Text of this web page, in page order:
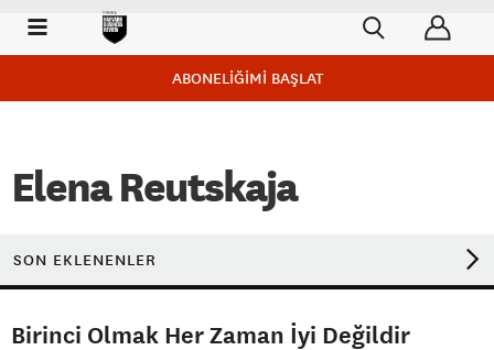
ABONELİĞİMİ BAŞLAT
Elena Reutskaja
SON EKLENENLER
Birinci Olmak Her Zaman İyi Değildir